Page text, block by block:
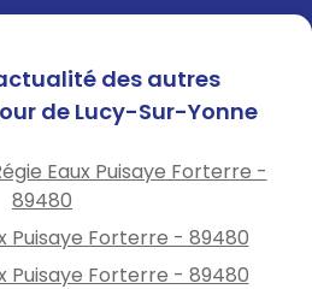
des autres
de Lucy-Sur-Yonne
Eaux Puisaye Forterre -
89480
Puisaye Forterre - 89480
Puisaye Forterre - 89480